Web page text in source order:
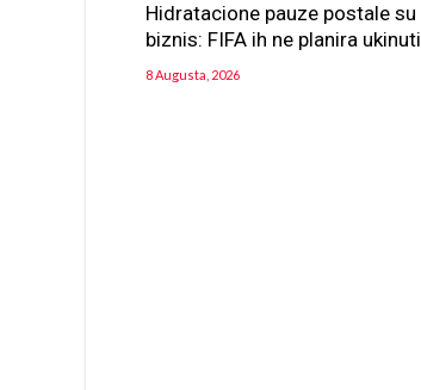
Hidratacione pauze postale su
biznis: FIFA ih ne planira ukinuti
8 Augusta, 2026